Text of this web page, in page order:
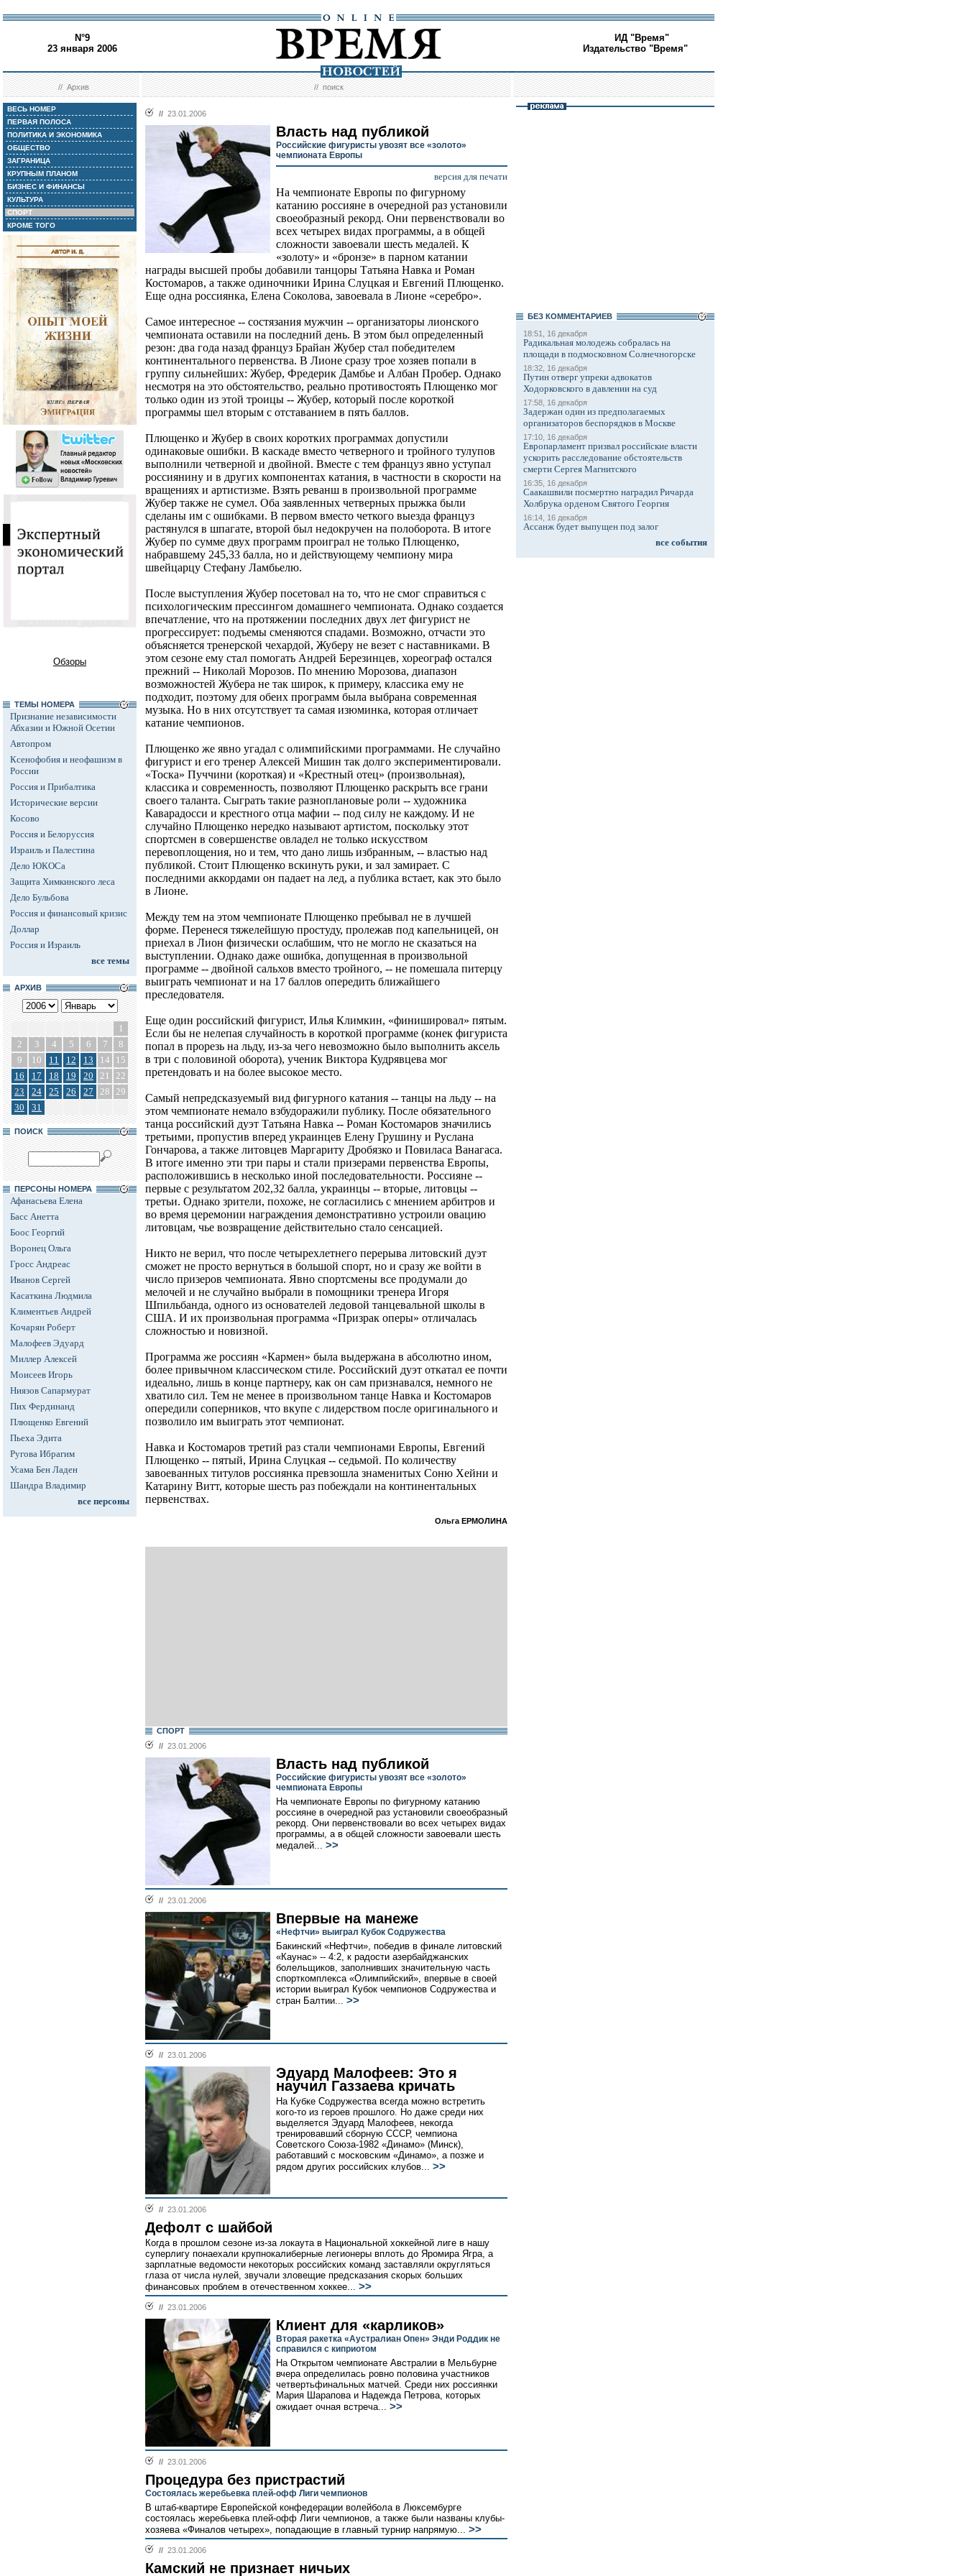
N°9
23 января 2006
ИД "Время"
Издательство "Время"
//Архив //поиск
ВЕСЬ НОМЕР
ПЕРВАЯ ПОЛОСА
ПОЛИТИКА И ЭКОНОМИКА
ОБЩЕСТВО
ЗАГРАНИЦА
КРУПНЫМ ПЛАНОМ
БИЗНЕС И ФИНАНСЫ
КУЛЬТУРА
СПОРТ
КРОМЕ ТОГО
Обзоры
ТЕМЫ НОМЕРА
Признание независимости
Абхазии и Южной Осетии
Автопром
Ксенофобия и неофашизм в
России
Россия и Прибалтика
Исторические версии
Косово
Россия и Белоруссия
Израиль и Палестина
Дело ЮКОСа
Защита Химкинского леса
Дело Бульбова
Россия и финансовый кризис
Доллар
Россия и Израиль
все темы
АРХИВ
1
2
3 4 5 6 7
8
9
10 11 12 13 14
15
16
17 18 19 20 21
22
23
24 25 26 27 28 29
30
31
ПОИСК
ПЕРСОНЫ НОМЕРА
Афанасьева Елена
Басс Анетта
Боос Георгий
Воронец Ольга
Гросс Андреас
Иванов Сергей
Касаткина Людмила
Климентьев Андрей
Кочарян Роберт
Малофеев Эдуард
Миллер Алексей
Моисеев Игорь
Ниязов Сапармурат
Пих Фердинанд
Плющенко Евгений
Пьеха Эдита
Ругова Ибрагим
Усама Бен Ладен
Шандра Владимир
все персоны
// 23.01.2006
Власть над публикой
Российские фигуристы увозят все «золото»
чемпионата Европы
версия для печати
На чемпионате Европы по фигурному
катанию россияне в очередной раз установили
своеобразный рекорд. Они первенствовали во
всех четырех видах программы, а в общей
сложности завоевали шесть медалей. К
«золоту» и «бронзе» в парном катании
награды высшей пробы добавили танцоры Татьяна Навка и Роман
Костомаров, а также одиночники Ирина Слуцкая и Евгений Плющенко.
Еще одна россиянка, Елена Соколова, завоевала в Лионе «серебро».
Самое интересное -- состязания мужчин -- организаторы лионского
чемпионата оставили на последний день. В этом был определенный
резон: два года назад француз Брайан Жубер стал победителем
континентального первенства. В Лионе сразу трое хозяев попали в
группу сильнейших: Жубер, Фредерик Дамбье и Албан Пробер. Однако
несмотря на это обстоятельство, реально противостоять Плющенко мог
только один из этой троицы -- Жубер, который после короткой
программы шел вторым с отставанием в пять баллов.
Плющенко и Жубер в своих коротких программах допустили
одинаковые ошибки. В каскаде вместо четверного и тройного тулупов
выполнили четверной и двойной. Вместе с тем француз явно уступал
россиянину и в других компонентах катания, в частности в скорости на
вращениях и артистизме. Взять реванш в произвольной программе
Жубер также не сумел. Оба заявленных четверных прыжка были
сделаны им с ошибками. В первом вместо четкого выезда француз
растянулся в шпагате, второй был недокручен на полоборота. В итоге
Жубер по сумме двух программ проиграл не только Плющенко,
набравшему 245,33 балла, но и действующему чемпиону мира
швейцарцу Стефану Ламбьелю.
После выступления Жубер посетовал на то, что не смог справиться с
психологическим прессингом домашнего чемпионата. Однако создается
впечатление, что на протяжении последних двух лет фигурист не
прогрессирует: подъемы сменяются спадами. Возможно, отчасти это
объясняется тренерской чехардой, Жуберу не везет с наставниками. В
этом сезоне ему стал помогать Андрей Березинцев, хореограф остался
прежний -- Николай Морозов. По мнению Морозова, диапазон
возможностей Жубера не так широк, к примеру, классика ему не
подходит, поэтому для обеих программ была выбрана современная
музыка. Но в них отсутствует та самая изюминка, которая отличает
катание чемпионов.
Плющенко же явно угадал с олимпийскими программами. Не случайно
фигурист и его тренер Алексей Мишин так долго экспериментировали.
«Тоска» Пуччини (короткая) и «Крестный отец» (произвольная),
классика и современность, позволяют Плющенко раскрыть все грани
своего таланта. Сыграть такие разноплановые роли -- художника
Каварадосси и крестного отца мафии -- под силу не каждому. И не
случайно Плющенко нередко называют артистом, поскольку этот
спортсмен в совершенстве овладел не только искусством
перевоплощения, но и тем, что дано лишь избранным, -- властью над
публикой. Стоит Плющенко вскинуть руки, и зал замирает. С
последними аккордами он падает на лед, а публика встает, как это было
в Лионе.
Между тем на этом чемпионате Плющенко пребывал не в лучшей
форме. Перенеся тяжелейшую простуду, пролежав под капельницей, он
приехал в Лион физически ослабшим, что не могло не сказаться на
выступлении. Однако даже ошибка, допущенная в произвольной
программе -- двойной сальхов вместо тройного, -- не помешала питерцу
выиграть чемпионат и на 17 баллов опередить ближайшего
преследователя.
Еще один российский фигурист, Илья Климкин, «финишировал» пятым.
Если бы не нелепая случайность в короткой программе (конек фигуриста
попал в прорезь на льду, из-за чего невозможно было выполнить аксель
в три с половиной оборота), ученик Виктора Кудрявцева мог
претендовать и на более высокое место.
Самый непредсказуемый вид фигурного катания -- танцы на льду -- на
этом чемпионате немало взбудоражили публику. После обязательного
танца российский дуэт Татьяна Навка -- Роман Костомаров значились
третьими, пропустив вперед украинцев Елену Грушину и Руслана
Гончарова, а также литовцев Маргариту Дробязко и Повиласа Ванагаса.
В итоге именно эти три пары и стали призерами первенства Европы,
расположившись в несколько иной последовательности. Россияне --
первые с результатом 202,32 балла, украинцы -- вторые, литовцы --
третьи. Однако зрители, похоже, не согласились с мнением арбитров и
во время церемонии награждения демонстративно устроили овацию
литовцам, чье возвращение действительно стало сенсацией.
Никто не верил, что после четырехлетнего перерыва литовский дуэт
сможет не просто вернуться в большой спорт, но и сразу же войти в
число призеров чемпионата. Явно спортсмены все продумали до
мелочей и не случайно выбрали в помощники тренера Игоря
Шпильбанда, одного из основателей ледовой танцевальной школы в
США. И их произвольная программа «Призрак оперы» отличалась
сложностью и новизной.
Программа же россиян «Кармен» была выдержана в абсолютно ином,
более привычном классическом стиле. Российский дуэт откатал ее почти
идеально, лишь в конце партнеру, как он сам признавался, немного не
хватило сил. Тем не менее в произвольном танце Навка и Костомаров
опередили соперников, что вкупе с лидерством после оригинального и
позволило им выиграть этот чемпионат.
Навка и Костомаров третий раз стали чемпионами Европы, Евгений
Плющенко -- пятый, Ирина Слуцкая -- седьмой. По количеству
завоеванных титулов россиянка превзошла знаменитых Соню Хейни и
Катарину Витт, которые шесть раз побеждали на континентальных
первенствах.
Ольга ЕРМОЛИНА
СПОРТ
// 23.01.2006
Власть над публикой
Российские фигуристы увозят все «золото»
чемпионата Европы
На чемпионате Европы по фигурному катанию
россияне в очередной раз установили своеобразный
рекорд. Они первенствовали во всех четырех видах
программы, а в общей сложности завоевали шесть
медалей... >>
// 23.01.2006
Впервые на манеже
«Нефтчи» выиграл Кубок Содружества
Бакинский «Нефтчи», победив в финале литовский
«Каунас» -- 4:2, к радости азербайджанских
болельщиков, заполнивших значительную часть
спорткомплекса «Олимпийский», впервые в своей
истории выиграл Кубок чемпионов Содружества и
стран Балтии... >>
// 23.01.2006
Эдуард Малофеев: Это я
научил Газзаева кричать
На Кубке Содружества всегда можно встретить
кого-то из героев прошлого. Но даже среди них
выделяется Эдуард Малофеев, некогда
тренировавший сборную СССР, чемпиона
Советского Союза-1982 «Динамо» (Минск),
работавший с московским «Динамо», а позже и
рядом других российских клубов... >>
// 23.01.2006
Дефолт с шайбой
Когда в прошлом сезоне из-за локаута в Национальной хоккейной лиге в нашу
суперлигу понаехали крупнокалиберные легионеры вплоть до Яромира Ягра, а
зарплатные ведомости некоторых российских команд заставляли округляться
глаза от числа нулей, звучали зловещие предсказания скорых больших
финансовых проблем в отечественном хоккее... >>
// 23.01.2006
Клиент для «карликов»
Вторая ракетка «Аустралиан Опен» Энди Роддик не
справился с киприотом
На Открытом чемпионате Австралии в Мельбурне
вчера определилась ровно половина участников
четвертьфинальных матчей. Среди них россиянки
Мария Шарапова и Надежда Петрова, которых
ожидает очная встреча... >>
// 23.01.2006
Процедура без пристрастий
Состоялась жеребьевка плей-офф Лиги чемпионов
В штаб-квартире Европейской конфедерации волейбола в Люксембурге
состоялась жеребьевка плей-офф Лиги чемпионов, а также были названы клубы-
хозяева «Финалов четырех», попадающие в главный турнир напрямую... >>
// 23.01.2006
Камский не признает ничьих
БЕЗ КОМMЕНТАРИЕВ
18:51, 16 декабря
Радикальная молодежь собралась на
площади в подмосковном Солнечногорске
18:32, 16 декабря
Путин отверг упреки адвокатов
Ходорковского в давлении на суд
17:58, 16 декабря
Задержан один из предполагаемых
организаторов беспорядков в Москве
17:10, 16 декабря
Европарламент призвал российские власти
ускорить расследование обстоятельств
смерти Сергея Магнитского
16:35, 16 декабря
Саакашвили посмертно наградил Ричарда
Холбрука орденом Святого Георгия
16:14, 16 декабря
Ассанж будет выпущен под залог
все события